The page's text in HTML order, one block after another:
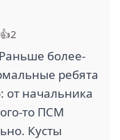
👍2
более-
ребята
от начальника
то ПСМ
Кусты